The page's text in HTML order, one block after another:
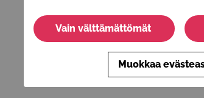
Vain välttämättömät
Muokkaa